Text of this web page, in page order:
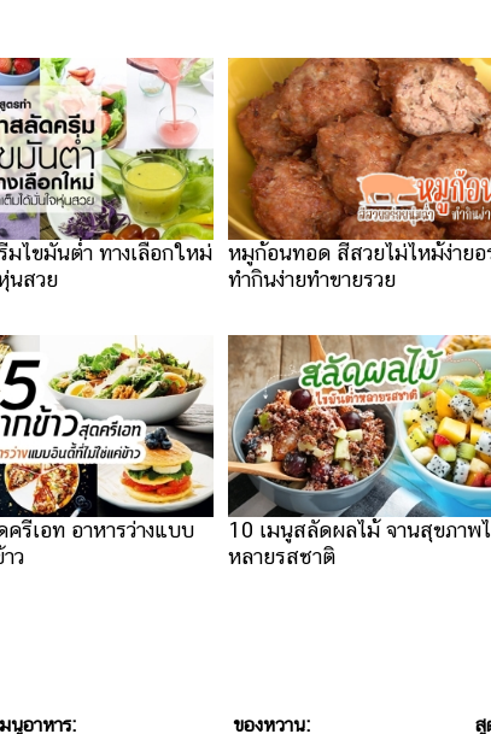
ไขมันต่ำ ทางเลือกใหม่
นสวย
หมูก้อนทอด สีสวยไม่ไหม้ง่าย
ทำกินง่ายทำขายรวย
ครีเอท อาหารว่างแบบ
ว
10 เมนูสลัดผลไม้ จานสุขภาพ
หลายรสชาติ
นูอาหาร: ของหวาน: สู